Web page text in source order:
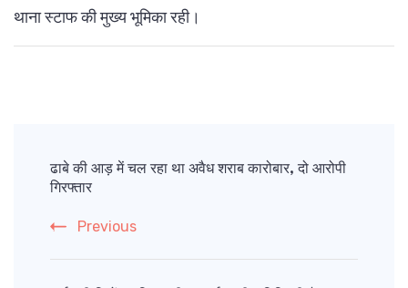
थाना स्टाफ की मुख्य भूमिका रही।
Navigation
ढाबे की आड़ में चल रहा था अवैध शराब कारोबार, दो आरोपी
गिरफ्तार
Previous